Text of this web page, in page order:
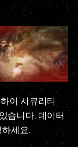
이 시큐리티
습니다. 데이터
세요.